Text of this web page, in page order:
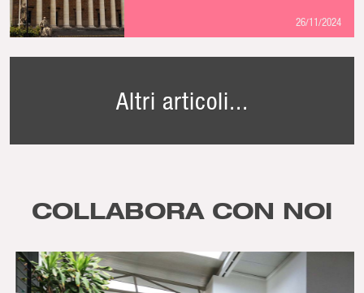
26/11/2024
Altri articoli...
COLLABORA CON NOI